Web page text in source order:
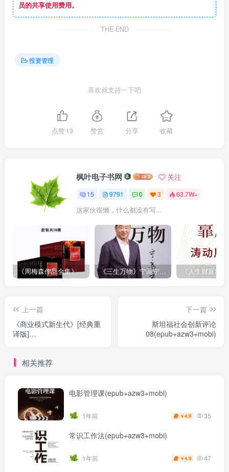
员的共享使用费用。
THE END
投资管理
喜欢就支持一下吧
点赞13 赞赏 分享 收藏
枫叶电子书网 关注
15 9791 0 3 63.7W+
这家伙很懒，什么都没有写...
《周梅森作品全集》[共30册] 《三生万物》宁高宁（epub+mobi+azw3+pdf）
上一篇
《商业模式新生代》[经典重
译版]
下一篇
斯坦福社会创新评论
08(epub+azw3+mobi)
相关推荐
电影管理课(epub+azw3+mobi)
1年前 ￥4.9 35
常识工作法(epub+azw3+mobi)
1年前 ￥4.9 47